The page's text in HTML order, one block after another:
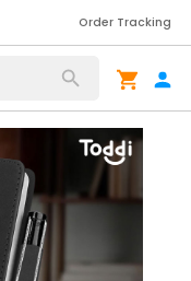
Order Tracking